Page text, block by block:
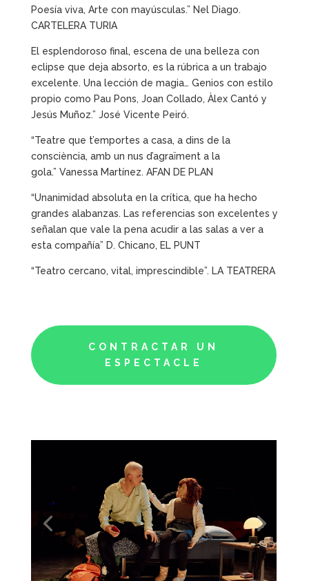
Poesía viva, Arte con mayúsculas.” Nel Diago.
CARTELERA TURIA
El esplendoroso final, escena de una belleza con
eclipse que deja absorto, es la rúbrica a un trabajo
excelente. Una lección de magia… Genios con estilo
propio como Pau Pons, Joan Collado, Àlex Cantó y
Jesús Muñoz.” José Vicente Peiró.
“Teatre que t’emportes a casa, a dins de la
consciència, amb un nus d’agraïment a la
gola.” Vanessa Martínez. AFAN DE PLAN
“Unanimidad absoluta en la crítica, que ha hecho
grandes alabanzas. Las referencias son excelentes y
señalan que vale la pena acudir a las salas a ver a
esta compañía” D. Chicano, EL PUNT
“Teatro cercano, vital, imprescindible”. LA TEATRERA
CONTRACTAR UN
ESPECTACLE